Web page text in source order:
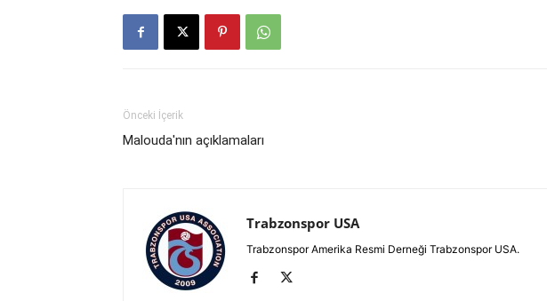
Önceki İçerik
Malouda'nın açıklamaları
Trabzonspor USA
Trabzonspor Amerika Resmi Derneği Trabzonspor USA.